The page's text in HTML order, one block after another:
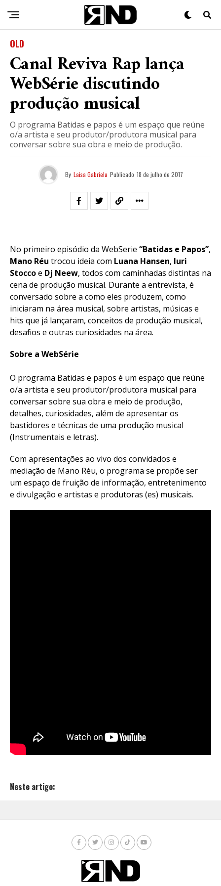
OLD
Canal Reviva Rap lança
WebSérie discutindo
produção musical
O programa Batidas e papos é um espaço que reúne
o/a artista e seu produtor/produtora musical para
conversar sobre sua obra e meio de produção.
By Laisa Gabriela Publicado 18 de julho de 2017
No primeiro episódio da WebSerie “Batidas e Papos”,
Mano Réu trocou ideia com Luana Hansen, Iuri
Stoccoe Dj Neew, todos com caminhadas distintas na
cena de produção musical. Durante a entrevista, é
conversado sobre a como eles produzem, como
iniciaram na área musical, sobre artistas, músicas e
hits que já lançaram, conceitos de produção musical,
desafios e outras curiosidades na área.
Sobre a WebSérie
O programa Batidas e papos é um espaço que reúne
o/a artista e seu produtor/produtora musical para
conversar sobre sua obra e meio de produção,
detalhes, curiosidades, além de apresentar os
bastidores e técnicas de uma produção musical
(Instrumentais e letras).
Com apresentações ao vivo dos convidados e
mediação de Mano Réu, o programa se propõe ser
um espaço de fruição de informação, entretenimento
e divulgação e artistas e produtoras (es) musicais.
Neste artigo: